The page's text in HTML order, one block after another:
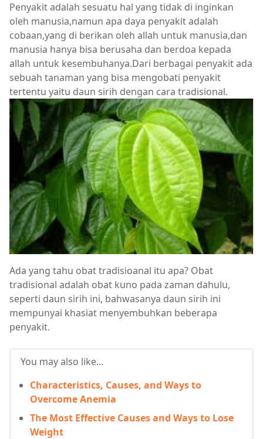
Penyakit adalah sesuatu hal yang tidak di inginkan
oleh manusia,namun apa daya penyakit adalah
cobaan,yang di berikan oleh allah untuk manusia,dan
manusia hanya bisa berusaha dan berdoa kepada
allah untuk kesembuhanya.Dari berbagai penyakit ada
sebuah tanaman yang bisa mengobati penyakit
tertentu yaitu daun sirih dengan cara tradisional.
Ada yang tahu obat tradisioanal itu apa? Obat
tradisional adalah obat kuno pada zaman dahulu,
seperti daun sirih ini, bahwasanya daun sirih ini
mempunyai khasiat menyembuhkan beberapa
penyakit.
You may also like...
Characteristics, Causes, and Ways to
Overcome Anemia
The Most Effective Causes and Ways to Lose
Weight